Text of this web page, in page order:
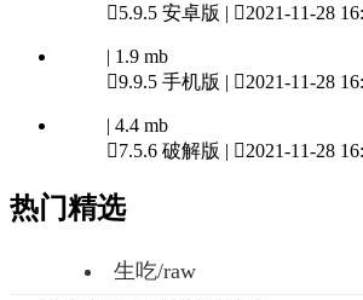
5.9.5 安卓版 | 2021-11-28
| 1.9 mb
9.9.5 手机版 | 2021-11-28
| 4.4 mb
7.5.6 破解版 | 2021-11-28
热门精选
生吃/raw